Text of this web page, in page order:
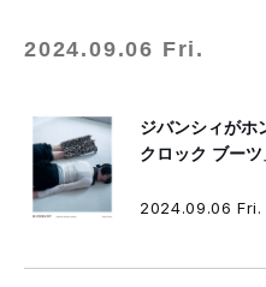
2024.09.06 Fri.
ジバンシィがホ
クロック ブー
2024.09.06 Fri.